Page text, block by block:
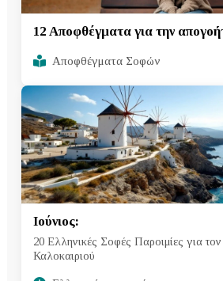
12 Αποφθέγματα για την
Αποφθέγματα Σοφών
Ιούνιος:
20 Ελληνικές Σοφές Παροιμίες για
Καλοκαιριού